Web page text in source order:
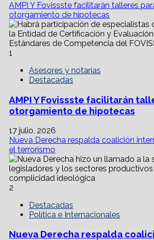
pagos
en
criptomonedas
para
ciertos
conócelos
AMPI Y Fovissste facilitarán talleres
otorgamiento de hipotecas
1
Asesores y notarías
Destacadas
AMPI Y Fovissste facilitarán
otorgamiento de hipotecas
17 julio, 2026
Nueva Derecha respalda coalición
el terrorismo
2
Destacadas
Política e Internacionales
Nueva Derecha respalda